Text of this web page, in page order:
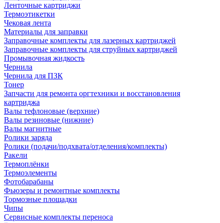
Ленточные картриджи
Термоэтикетки
Чековая лента
Материалы для заправки
Заправочные комплекты для лазерных картриджей
Заправочные комплекты для струйных картриджей
Промывочная жидкость
Чернила
Чернила для ПЗК
Тонер
Запчасти для ремонта оргтехники и восстановления
картриджа
Валы тефлоновые (верхние)
Валы резиновые (нижние)
Валы магнитные
Ролики заряда
Ролики (подачи/подхвата/отделения/комплекты)
Ракели
Термоплёнки
Термоэлементы
Фотобарабаны
Фьюзеры и ремонтные комплекты
Тормозные площадки
Чипы
Сервисные комплекты переноса